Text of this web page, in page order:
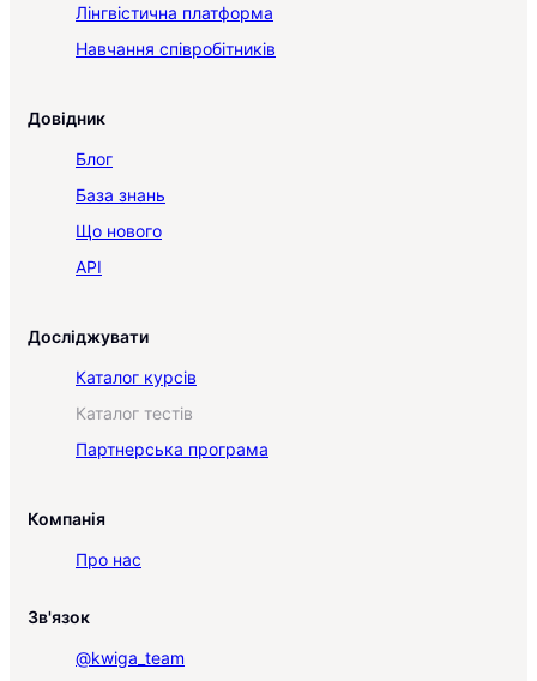
Лінгвістична платформа
Навчання співробітників
Довідник
Блог
База знань
Що нового
API
Досліджувати
Каталог курсів
Каталог тестів
Партнерська програма
Компанія
Про нас
Зв'язок
@kwiga_team